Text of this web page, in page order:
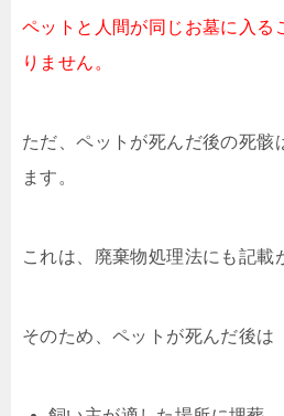
ペットと人間が同じお墓に入る
りません。
ただ、ペットが死んだ後の死骸
ます。
これは、廃棄物処理法にも記載
そのため、ペットが死んだ後は